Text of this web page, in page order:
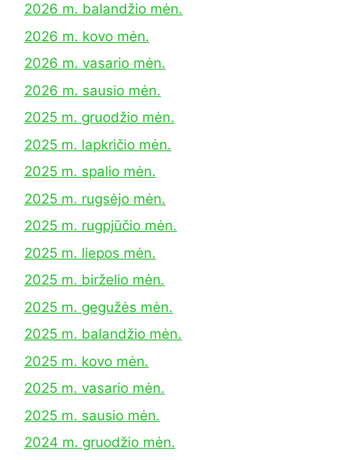
2026 m. balandžio mėn.
2026 m. kovo mėn.
2026 m. vasario mėn.
2026 m. sausio mėn.
2025 m. gruodžio mėn.
2025 m. lapkričio mėn.
2025 m. spalio mėn.
2025 m. rugsėjo mėn.
2025 m. rugpjūčio mėn.
2025 m. liepos mėn.
2025 m. birželio mėn.
2025 m. gegužės mėn.
2025 m. balandžio mėn.
2025 m. kovo mėn.
2025 m. vasario mėn.
2025 m. sausio mėn.
2024 m. gruodžio mėn.